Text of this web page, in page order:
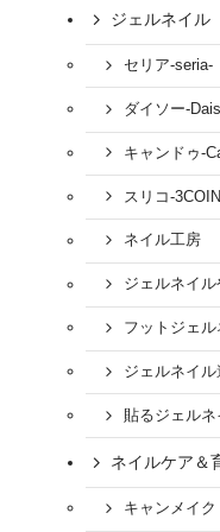
ジェルネイル
セリア-seria-
ダイソー-
キャンドゥ-
スリコ-
ネイル工房
ジェルネイル
フットジェル
ジェルネイル
貼るジェル
ネイルケア＆
キャンメイク